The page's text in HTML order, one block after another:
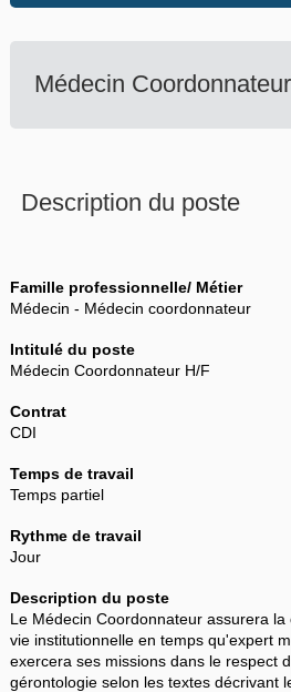
Médecin
Description du poste
Famille professionnelle/ Métier
Médecin - Médecin coordonnateur
Intitulé du poste
Médecin Coordonnateur H/F
Contrat
CDI
Temps de travail
Temps partiel
Rythme de travail
Jour
Description du poste
Le Médecin Coordonnateur assurera
vie institutionnelle en temps qu'expert
exercera ses missions dans le respect
gérontologie selon les textes décrivant